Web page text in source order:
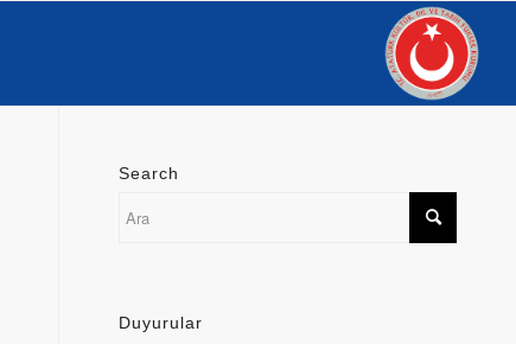
Search
Duyurular